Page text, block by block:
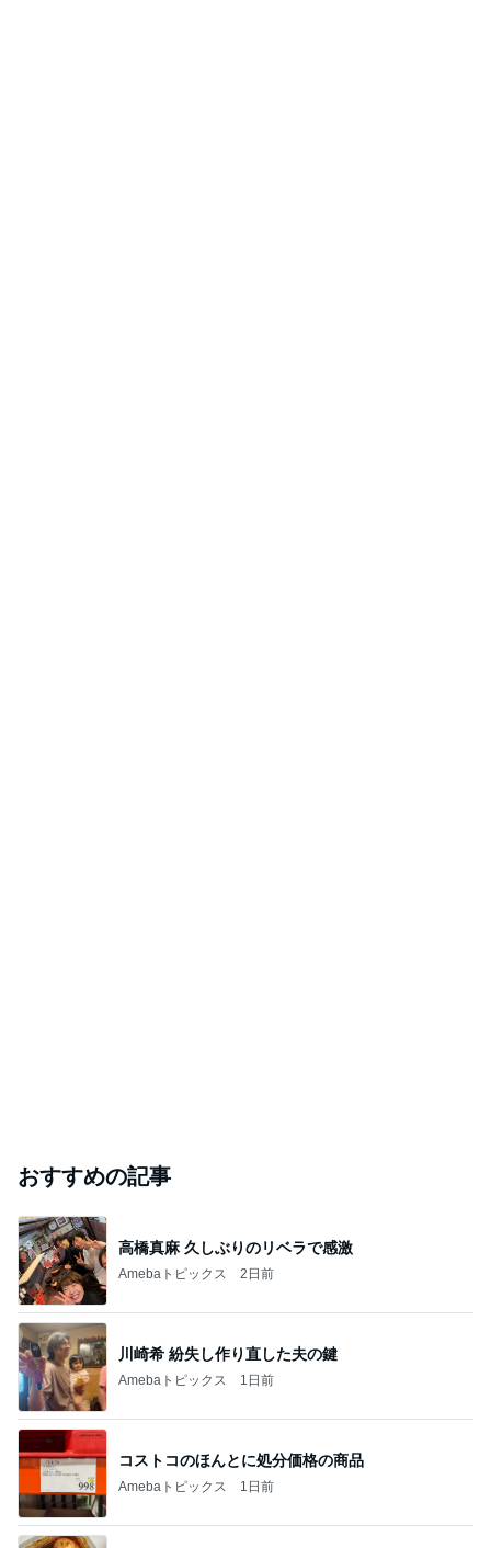
おすすめの記事
高橋真麻 久しぶりのリベラで感激
Amebaトピックス 2日前
川崎希 紛失し作り直した夫の鍵
Amebaトピックス 1日前
コストコのほんとに処分価格の商品
Amebaトピックス 1日前